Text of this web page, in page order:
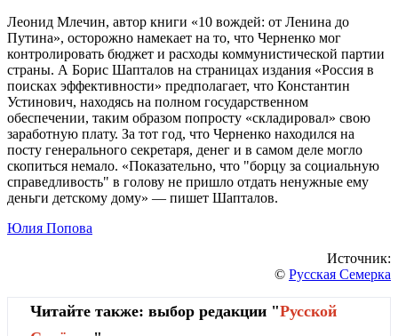
Леонид Млечин, автор книги «10 вождей: от Ленина до
Путина», осторожно намекает на то, что Черненко мог
контролировать бюджет и расходы коммунистической партии
страны. А Борис Шапталов на страницах издания «Россия в
поисках эффективности» предполагает, что Константин
Устинович, находясь на полном государственном
обеспечении, таким образом попросту «складировал» свою
заработную плату. За тот год, что Черненко находился на
посту генерального секретаря, денег и в самом деле могло
скопиться немало. «Показательно, что "борцу за социальную
справедливость" в голову не пришло отдать ненужные ему
деньги детскому дому» — пишет Шапталов.
Юлия Попова
Источник:
© Русская Семерка
Читайте также: выбор редакции "Русской